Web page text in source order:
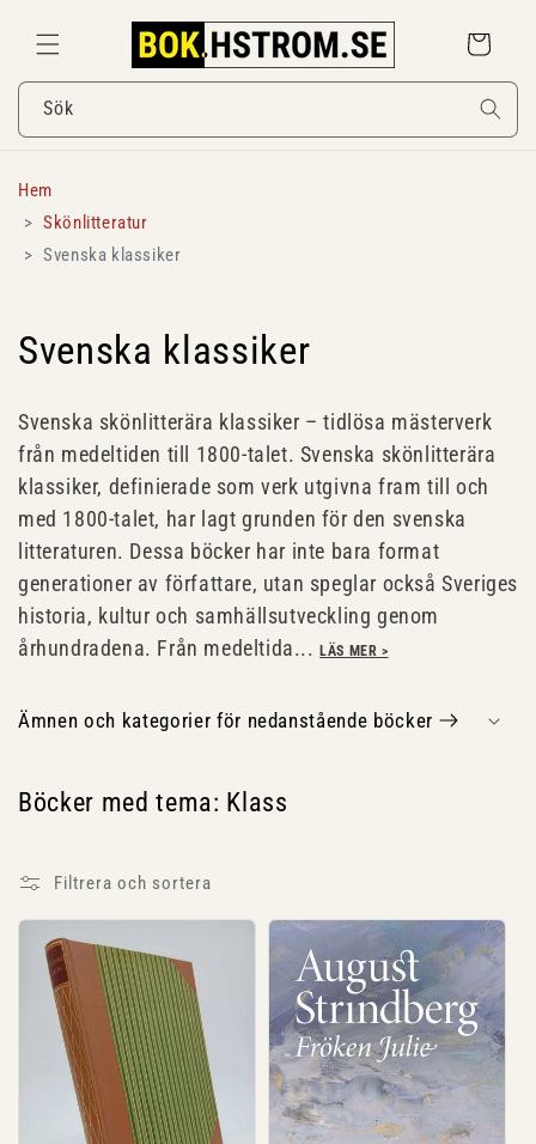
innehåll
Varukorg
Sök
Hem
Skönlitteratur
Svenska klassiker
P
o
d
u
k
t
s
r
e
Svenska klassiker
Svenska skönlitterära klassiker – tidlösa mästerverk
från medeltiden till 1800-talet. Svenska skönlitterära
klassiker, definierade som verk utgivna fram till och
med 1800-talet, har lagt grunden för den svenska
litteraturen. Dessa böcker har inte bara format
generationer av författare, utan speglar också Sveriges
historia, kultur och samhällsutveckling genom
århundradena. Från medeltida...LÄS MER >
I
n
e
å
Ämnen och kategorier för nedanstående böcker
Böcker med tema: Klass
Filtrera och sortera